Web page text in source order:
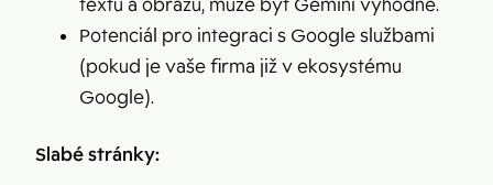
textu a obrazu, může být Gemini výhodné.
Potenciál pro integraci s Google službami
(pokud je vaše firma již v ekosystému
Google).
Slabé stránky: